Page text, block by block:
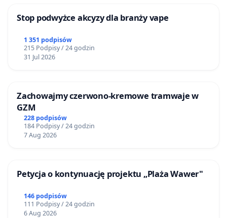
Stop podwyżce akcyzy dla branży vape
1 351 podpisów
215 Podpisy / 24 godzin
31 Jul 2026
Zachowajmy czerwono-kremowe tramwaje w
GZM
228 podpisów
184 Podpisy / 24 godzin
7 Aug 2026
Petycja o kontynuację projektu „Plaża Wawer"
146 podpisów
111 Podpisy / 24 godzin
6 Aug 2026